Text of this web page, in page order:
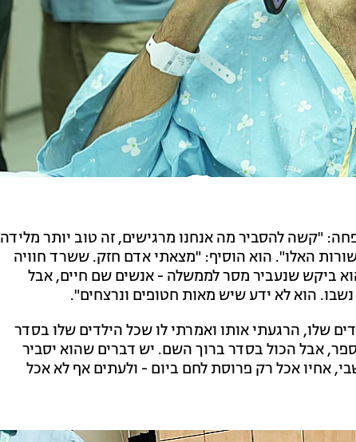
"קשה להסביר מה אנחנו מרגישים, זה טוב יותר מלידה
האלו". הוא הוסיף: "מצאתי אדם חזק. ששרד חוויה
ביקש שנעביר מסר לממשלה - אנשים שם חיים, אבל
הוא לא ידע שיש מאות חטופים ונרצחים".
שלו, הרגעתי אותו ואמרתי לו שכל הילדים שלו בסדר
אבל הכול בסדר ברוך השם. יש דברים שהוא יסביר
אחיו אכל רק פרוסת לחם ביום - ולעתים אף לא אכל